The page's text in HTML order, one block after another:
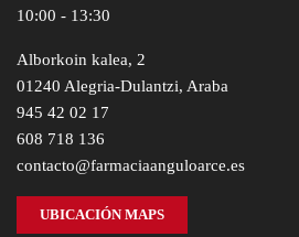
10:00 - 13:30
Alborkoin kalea, 2
01240 Alegria-Dulantzi, Araba
945 42 02 17
608 718 136
contacto@farmaciaanguloarce.es
UBICACIÓN MAPS